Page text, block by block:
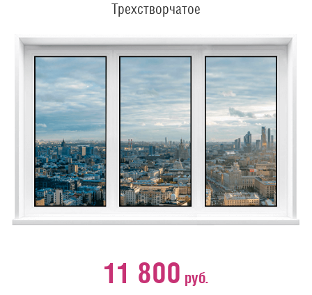
Трехстворчатое
11 800 руб.